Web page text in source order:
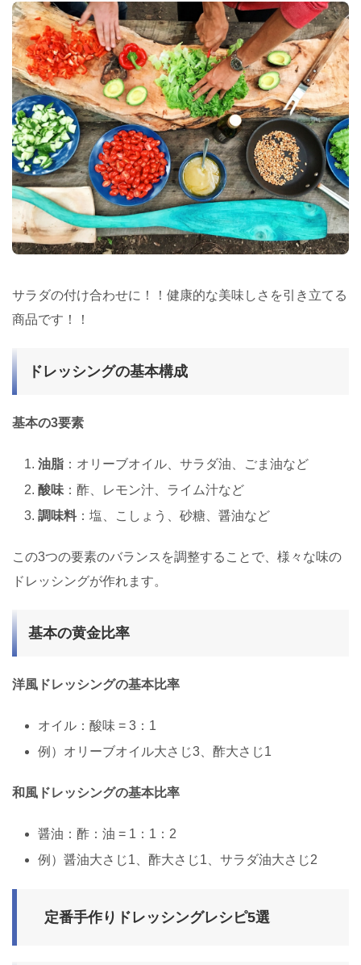
サラダの付け合わせに！！健康的な美味しさを引き立てる
商品です！！
ドレッシングの基本構成
基本の3要素
油脂 ：オリーブオイル、サラダ油、ごま油など
酸味 ：酢、レモン汁、ライム汁など
調味料：塩、こしょう、砂糖、醤油など
この3つの要素のバランスを調整することで、様々な味の
ドレッシングが作れます。
基本の黄金比率
洋風ドレッシングの基本比率
オイル：酸味 = 3：1
例）オリーブオイル大さじ3、酢大さじ1
和風ドレッシングの基本比率
醤油：酢：油 = 1：1：2
例）醤油大さじ1、酢大さじ1、サラダ油大さじ2
定番手作りドレッシングレシピ5選